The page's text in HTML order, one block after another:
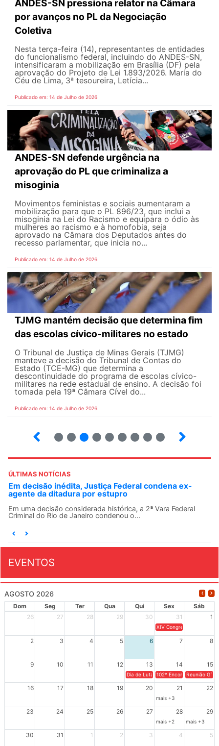
ANDES-SN pressiona relator na Câmara
por avanços no PL da Negociação
Coletiva
Nesta terça-feira (14), representantes de entidades
do funcionalismo federal, incluindo do ANDES-SN,
intensificaram a mobilização em Brasília (DF) pela
aprovação do Projeto de Lei 1.893/2026. Maria do
Céu de Lima, 3ª tesoureira, Letícia...
Publicado em: 14 de Julho de 2026
ANDES-SN defende urgência na
aprovação do PL que criminaliza a
misoginia
Movimentos feministas e sociais aumentaram a
mobilização para que o PL 896/23, que inclui a
misoginia na Lei do Racismo e equipara o ódio às
mulheres ao racismo e à homofobia, seja
aprovado na Câmara dos Deputados antes do
recesso parlamentar, que inicia no...
Publicado em: 14 de Julho de 2026
TJMG mantém decisão que determina fim
das escolas cívico-militares no estado
O Tribunal de Justiça de Minas Gerais (TJMG)
manteve a decisão do Tribunal de Contas do
Estado (TCE-MG) que determina a
descontinuidade do programa de escolas cívico-
militares na rede estadual de ensino. A decisão foi
tomada pela 19ª Câmara Cível do...
Publicado em: 14 de Julho de 2026
ÚLTIMAS NOTÍCIAS
Em decisão inédita, Justiça Federal condena ex-
agente da ditadura por estupro
Em uma decisão considerada histórica, a 2ª Vara Federal
Criminal do Rio de Janeiro condenou o...
EVENTOS
AGOSTO 2026
Dom Seg Ter Qua Qui Sex
Sáb
26
27 28 29 30 31 1
XIV Congresso Brasileiro
2 3 4 5 6 7 8
9 10 11 12 13 14 15
Dia de Luta em Defesa de Cuba e da
102º Encontro da
Reunião
16 17 18 19 20 21 22
mais +3
23 24 25 26 27 28 29
mais +2 mais +3
30 31 1 2 3 4 5